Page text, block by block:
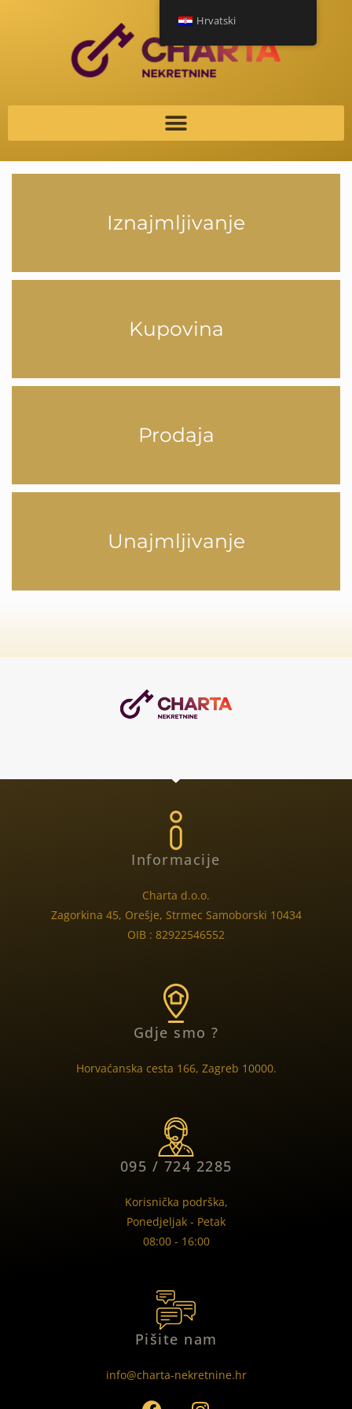
Iznajmljivanje
Kupovina
Prodaja
Unajmljivanje
Informacije
Charta d.o.o.
Zagorkina 45, Orešje, Strmec Samoborski 10434
OIB : 82922546552
Gdje smo ?
Horvaćanska cesta 166, Zagreb 10000.
095 / 724 2285
Korisnička podrška,
Ponedjeljak - Petak
08:00 - 16:00
Pišite nam
info@charta-nekretnine.hr
Hrvatski